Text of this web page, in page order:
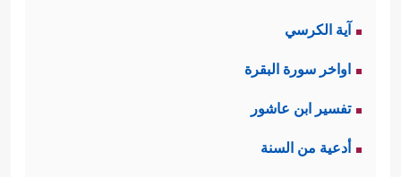
آية الكرسي
اواخر سورة البقرة
تفسير ابن عاشور
أدعية من السنة